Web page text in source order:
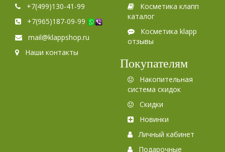
+7(499)130-41-99
+7(965)187-09-99
mail@klappshop.ru
Наши контакты
Косметика клапп
каталог
Косметика klapp
отзывы
Покупателям
Накопительная
система скидок
Скидки
Новинки
Личный кабинет
Подарочные